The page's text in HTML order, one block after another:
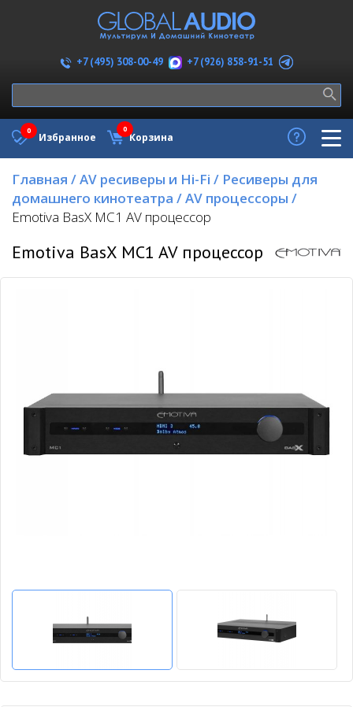
+7 (495) 308-00-49 +7 (926) 858-91-51
Избранное
0
Корзина
0
Главная /AV ресиверы и Hi-Fi / Ресиверы для
домашнего кинотеатра /AV процессоры /
Emotiva BasX MC1 AV процессор
Emotiva BasX MC1 AV процессор